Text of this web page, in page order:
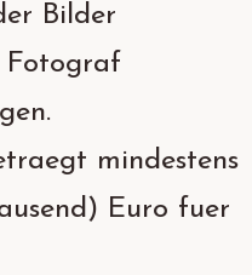
Bilder
Fotograf
mindestens
Euro fuer